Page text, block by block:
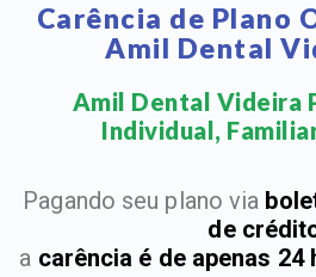
Carência de Plano
Amil Dental
Amil Dental Videira
Individual,
Pagando seu plano via
de
a carência é de apenas 24